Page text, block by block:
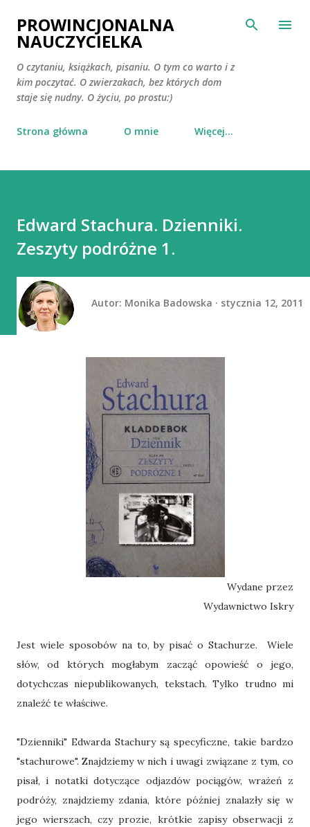
Przejdź do głównej zawartości
PROWINCJONALNA
NAUCZYCIELKA
O czytaniu, książkach, pisaniu. O tym co warto i z
kim poczytać. O zwierzakach, bez których dom
staje się nudny. O życiu, po prostu:)
Strona główna O mnie Więcej…
Edward Stachura. Dzienniki.
Zeszyty podróżne 1.
Autor: Monika Badowska stycznia 12, 2011
Wydane przez
Wydawnictwo Iskry
Jest wiele sposobów na to, by pisać o Stachurze. Wiele
słów, od których mogłabym zacząć opowieść o jego,
dotychczas niepublikowanych, tekstach. Tylko trudno mi
znaleźć te właściwe.
"Dzienniki" Edwarda Stachury są specyficzne, takie bardzo
"stachurowe". Znajdziemy w nich i uwagi związane z tym, co
pisał, i notatki dotyczące odjazdów pociągów, wrażeń z
podróży, znajdziemy zdania, które później znalazły się w
jego wierszach, czy prozie, krótkie zapisy obserwacji z